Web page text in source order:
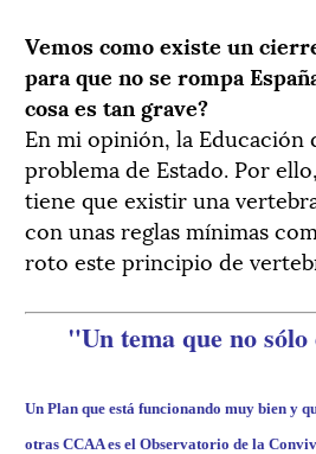
Vemos como existe un
para que no se rompa
cosa es tan grave?
En mi opinión, la Educación
problema de Estado. Por
tiene que existir una
con unas reglas mínimas
roto este principio de
"Un tema que no sólo
Un Plan que está funcionando muy bien y
otras CCAA es el Observatorio de la